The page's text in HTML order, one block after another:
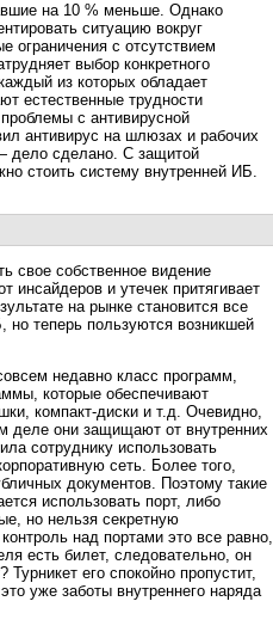
на 10 % меньше. Однако
ситуацию вокруг
ограничения с отсутствием
выбор конкретного
из которых обладает
естественные трудности
с антивирусной
антивирус на шлюзах и рабочих
дело сделано. С защитой
стоить систему внутренней ИБ.
свое собственное видение
и утечек притягивает
на рынке становится все
но теперь пользуются возникшей
недавно класс программ,
которые обеспечивают
компакт-диски и т.д. Очевидно,
деле они защищают от внутренних
сотруднику использовать
сеть. Более того,
документов. Поэтому такие
использовать порт, либо
но нельзя секретную
над портами это все равно,
есть билет, следовательно, он
его спокойно пропустит,
уже заботы внутреннего наряда